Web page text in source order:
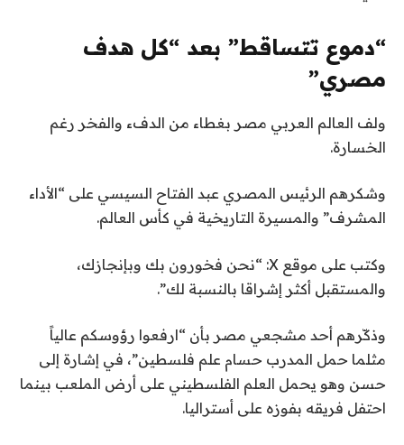
“دموع تتساقط” بعد “كل هدف
مصري”
ولف العالم العربي مصر بغطاء من الدفء والفخر رغم
الخسارة.
وشكرهم الرئيس المصري عبد الفتاح السيسي على “الأداء
المشرف” والمسيرة التاريخية في كأس العالم.
وكتب على موقع X: “نحن فخورون بك وبإنجازك،
والمستقبل أكثر إشراقا بالنسبة لك”.
وذكّرهم أحد مشجعي مصر بأن “ارفعوا رؤوسكم عالياً
مثلما حمل المدرب حسام علم فلسطين”، في إشارة إلى
حسن وهو يحمل العلم الفلسطيني على أرض الملعب بينما
احتفل فريقه بفوزه على أستراليا.